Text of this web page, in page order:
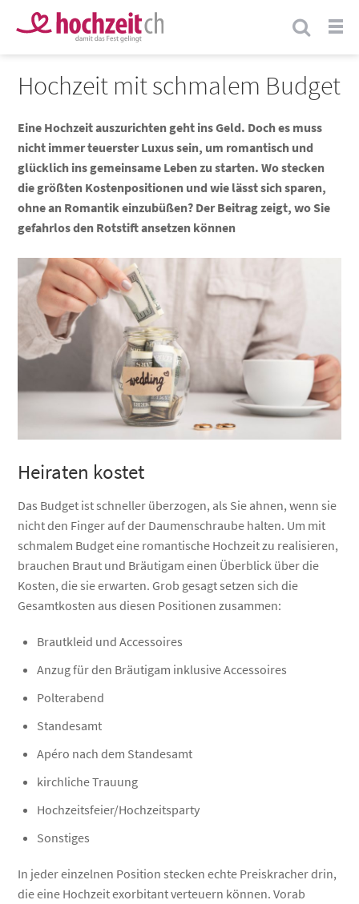
Hochzeit mit schmalem Budget
Eine Hochzeit auszurichten geht ins Geld. Doch es muss
nicht immer teuerster Luxus sein, um romantisch und
glücklich ins gemeinsame Leben zu starten. Wo stecken
die größten Kostenpositionen und wie lässt sich sparen,
ohne an Romantik einzubüßen? Der Beitrag zeigt, wo Sie
gefahrlos den Rotstift ansetzen können
Heiraten kostet
Das Budget ist schneller überzogen, als Sie ahnen, wenn sie
nicht den Finger auf der Daumenschraube halten. Um mit
schmalem Budget eine romantische Hochzeit zu realisieren,
brauchen Braut und Bräutigam einen Überblick über die
Kosten, die sie erwarten. Grob gesagt setzen sich die
Gesamtkosten aus diesen Positionen zusammen:
Brautkleid und Accessoires
Anzug für den Bräutigam inklusive Accessoires
Polterabend
Standesamt
Apéro nach dem Standesamt
kirchliche Trauung
Hochzeitsfeier/Hochzeitsparty
Sonstiges
In jeder einzelnen Position stecken echte Preiskracher drin,
die eine Hochzeit exorbitant verteuern können. Vorab